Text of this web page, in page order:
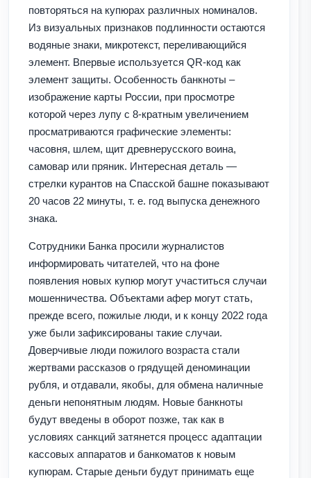
повторяться на купюрах различных номиналов.
Из визуальных признаков подлинности остаются
водяные знаки, микротекст, переливающийся
элемент. Впервые используется QR-код как
элемент защиты. Особенность банкноты –
изображение карты России, при просмотре
которой через лупу с 8-кратным увеличением
просматриваются графические элементы:
часовня, шлем, щит древнерусского воина,
самовар или пряник. Интересная деталь —
стрелки курантов на Спасской башне показывают
20 часов 22 минуты, т. е. год выпуска денежного
знака.
Сотрудники Банка просили журналистов
информировать читателей, что на фоне
появления новых купюр могут участиться случаи
мошенничества. Объектами афер могут стать,
прежде всего, пожилые люди, и к концу 2022 года
уже были зафиксированы такие случаи.
Доверчивые люди пожилого возраста стали
жертвами рассказов о грядущей деноминации
рубля, и отдавали, якобы, для обмена наличные
деньги непонятным людям. Новые банкноты
будут введены в оборот позже, так как в
условиях санкций затянется процесс адаптации
кассовых аппаратов и банкоматов к новым
купюрам. Старые деньги будут принимать еще